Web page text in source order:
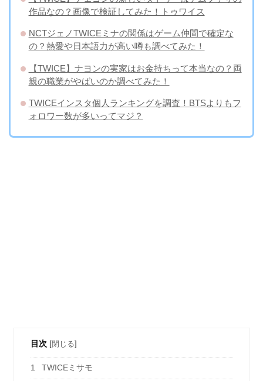
作品なの？画像で検証してみた！トゥワイス
NCTジェノTWICEミナの関係はゲーム仲間で確定な
の？熱愛や日本語力が高い噂も調べてみた！
【TWICE】ナヨンの実家はお金持ちって本当なの？両
親の職業がやばいのか調べてみた！
TWICEインスタ個人ランキングを調査！BTSよりもフ
ォロワー数が多いってマジ？
目次 [閉じる]
1 TWICEミサモ